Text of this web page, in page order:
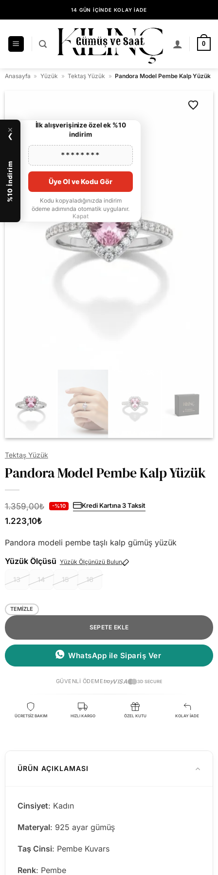
atla
14 GÜN İÇİNDE KOLAY İADE
0
Anasayfa » Yüzük » Tektaş Yüzük » Pandora Model Pembe Kalp Yüzük
Tektaş Yüzük
Pandora Model Pembe Kalp Yüzük
1.359,00₺ -%10 Kredi Kartına 3 Taksit
1.223,10₺
Pandora modeli pembe taşlı kalp gümüş yüzük
Yüzük Ölçüsü Yüzük Ölçünüzü Bulun
13 14 15 16
TEMIZLE
SEPETE EKLE
WhatsApp ile Sipariş Ver
GÜVENLI ÖDEMEtroyVISA 3D SECURE
ÜCRETSİZ BAKIM HIZLI KARGO ÖZEL KUTU KOLAY İADE
ÜRÜN AÇIKLAMASI
Cinsiyet: Kadın
Materyal: 925 ayar gümüş
Taş Cinsi: Pembe Kuvars
Renk: Pembe
×
❯
%10 İndirim
İlk alışverişinize özel ek %10
indirim
********
Üye Ol ve Kodu Gör
Kodu kopyaladığınızda indirim
ödeme adımında otomatik uygulanır.
Kapat